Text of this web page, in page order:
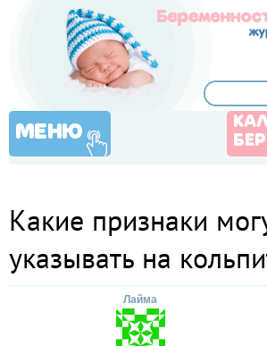
МЕНЮ
Какие признаки
указывать на
Лайма